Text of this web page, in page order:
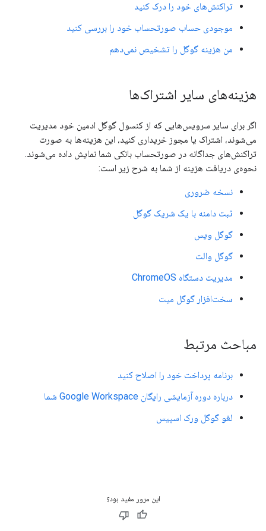
تراکنش‌های خود را درک کنید
موجودی حساب صورتحساب خود را بررسی کنید
من هزینه گوگل را تشخیص نمی‌دهم
هزینه‌های سایر اشتراک‌ها
اگر برای سایر سرویس‌هایی که از کنسول گوگل ادمین خود مدیریت
می‌شوند، اشتراک یا مجوز خریداری کنید، این هزینه‌ها به صورت
تراکنش‌های جداگانه در صورتحساب بانکی شما نمایش داده می‌شوند.
نحوه‌ی دریافت هزینه از شما به شرح زیر است:
نسخه ضروری
ثبت دامنه با یک شریک گوگل
گوگل ویس
گوگل والت
مدیریت دستگاه ChromeOS
سخت‌افزار گوگل میت
مباحث مرتبط
برنامه پرداخت خود را اصلاح کنید
درباره دوره آزمایشی رایگان Google Workspace شما
لغو گوگل ورک اسپیس
این مرور مفید بود؟